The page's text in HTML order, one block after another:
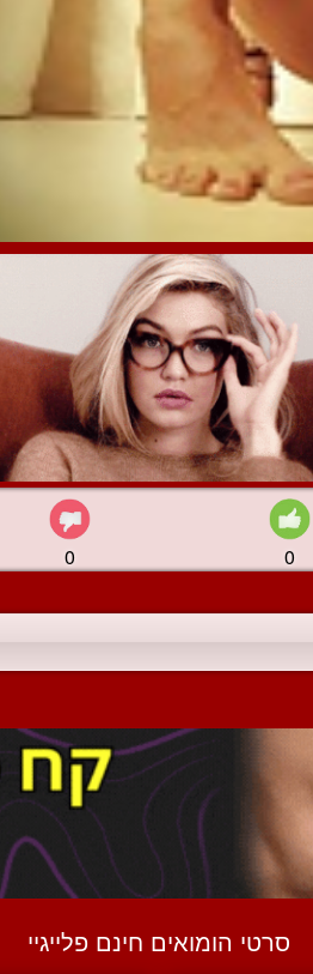
0 0
סרטי הומואים חינם פלייגיי